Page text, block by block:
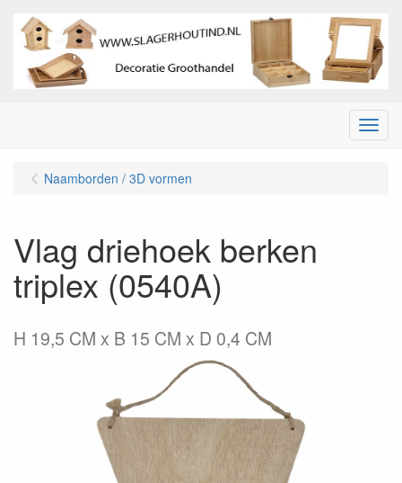
Menu
Naamborden / 3D vormen
Vlag driehoek berken
triplex (0540A)
H 19,5 CM x B 15 CM x D 0,4 CM